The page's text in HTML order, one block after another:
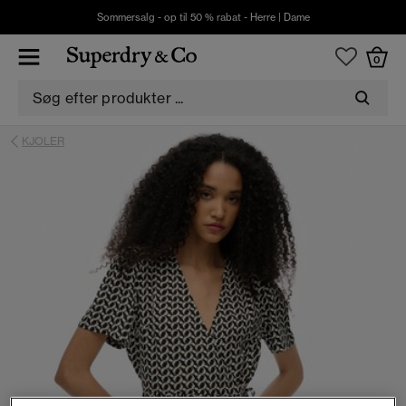
Sommersalg - op til 50 % rabat - Herre| Dame
0
KJOLER